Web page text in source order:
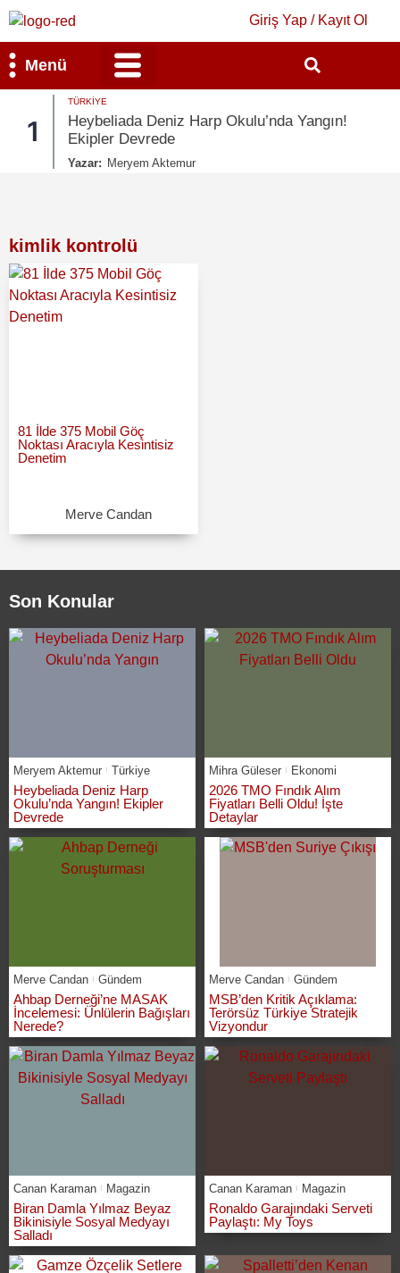
Giriş Yap / Kayıt Ol
Menü
1
TÜRKIYE
Heybeliada Deniz Harp Okulu’nda Yangın!
Ekipler Devrede
Yazar: Meryem Aktemur
kimlik kontrolü
81 İlde 375 Mobil Göç
Noktası Aracıyla Kesintisiz
Denetim
Merve Candan
Son Konular
Meryem Aktemur Türkiye
Heybeliada Deniz Harp
Okulu’nda Yangın! Ekipler
Devrede
Mihra Güleser Ekonomi
2026 TMO Fındık Alım
Fiyatları Belli Oldu! İşte
Detaylar
Merve Candan Gündem
Ahbap Derneği’ne MASAK
İncelemesi: Ünlülerin Bağışları
Nerede?
Merve Candan Gündem
MSB’den Kritik Açıklama:
Terörsüz Türkiye Stratejik
Vizyondur
Canan Karaman Magazin
Biran Damla Yılmaz Beyaz
Bikinisiyle Sosyal Medyayı
Salladı
Canan Karaman Magazin
Ronaldo Garajındaki Serveti
Paylaştı: My Toys